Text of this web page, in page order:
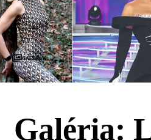
Galéria
Galéria: